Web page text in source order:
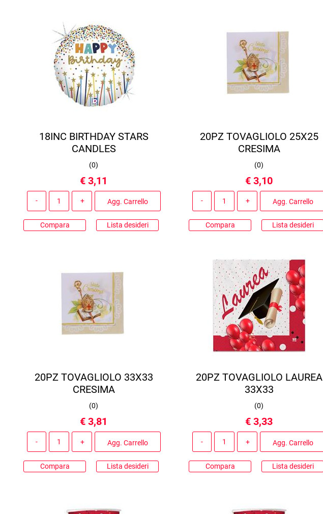
18INC BIRTHDAY STARS
CANDLES
(0)
€ 3,11
Agg. Carrello
Compara Lista desideri
20PZ TOVAGLIOLO 25X25
CRESIMA
(0)
€ 3,10
Agg. Carrello
Compara Lista desideri
20PZ TOVAGLIOLO 33X33
CRESIMA
(0)
€ 3,81
Agg. Carrello
Compara Lista desideri
20PZ TOVAGLIOLO LAUREA
33X33
(0)
€ 3,33
Agg. Carrello
Compara Lista desideri